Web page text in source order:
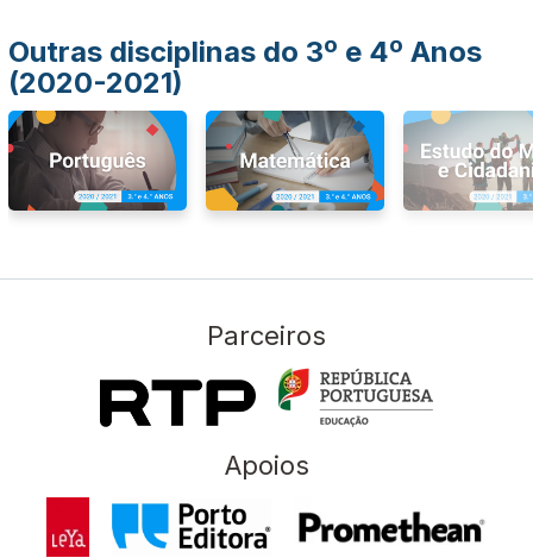
Outras disciplinas do 3º e 4º Anos
(2020-2021)
Parceiros
Apoios